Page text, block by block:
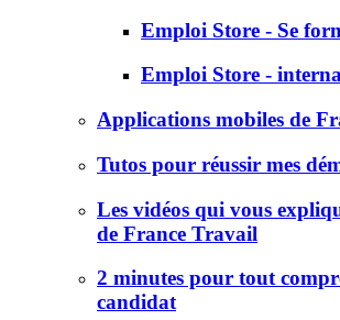
Emploi Store - Se
Emploi Store -
Applications mobiles de
Tutos pour réussir mes
Les vidéos qui vous
de France Travail
2 minutes pour tout
candidat